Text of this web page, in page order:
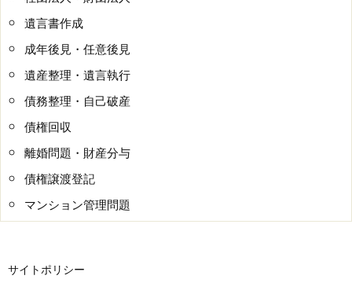
遺言書作成
成年後見・任意後見
遺産整理・遺言執行
債務整理・自己破産
債権回収
離婚問題・財産分与
債権譲渡登記
マンション管理問題
サイトポリシー